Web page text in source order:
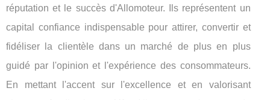
réputation et le succès d'Allomoteur. Ils représentent un
capital confiance indispensable pour attirer, convertir et
fidéliser la clientèle dans un marché de plus en plus
guidé par l'opinion et l'expérience des consommateurs.
En mettant l'accent sur l'excellence et en valorisant